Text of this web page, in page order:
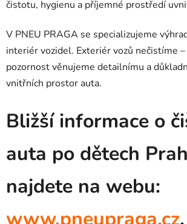
čistotu, hygienu a příjemné prostředí
V PNEU PRAGA se specializujeme
interiér vozidel. Exteriér vozů nečistíme
pozornost věnujeme detailnímu a
vnitřních prostor auta.
Bližší informace o
auta po dětech
najdete na webu:
www.pneupraga.cz.